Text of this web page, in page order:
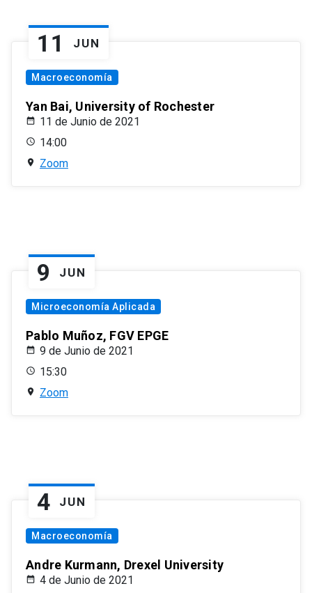
11 JUN
Macroeconomía
Yan Bai, University of Rochester
11 de Junio de 2021
14:00
Zoom
9 JUN
Microeconomía Aplicada
Pablo Muñoz, FGV EPGE
9 de Junio de 2021
15:30
Zoom
4 JUN
Macroeconomía
Andre Kurmann, Drexel University
4 de Junio de 2021